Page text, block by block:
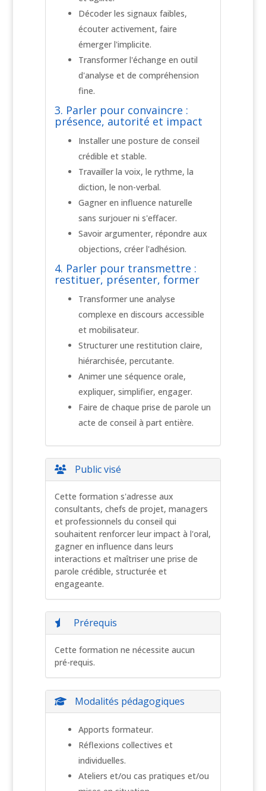
Décoder les signaux faibles,
écouter activement, faire
émerger l'implicite.
Transformer l'échange en outil
d'analyse et de compréhension
fine.
3. Parler pour convaincre :
présence, autorité et impact
Installer une posture de conseil
crédible et stable.
Travailler la voix, le rythme, la
diction, le non-verbal.
Gagner en influence naturelle
sans surjouer ni s'effacer.
Savoir argumenter, répondre aux
objections, créer l'adhésion.
4. Parler pour transmettre :
restituer, présenter, former
Transformer une analyse
complexe en discours accessible
et mobilisateur.
Structurer une restitution claire,
hiérarchisée, percutante.
Animer une séquence orale,
expliquer, simplifier, engager.
Faire de chaque prise de parole un
acte de conseil à part entière.
Public visé
Cette formation s'adresse aux
consultants, chefs de projet, managers
et professionnels du conseil qui
souhaitent renforcer leur impact à l'oral,
gagner en influence dans leurs
interactions et maîtriser une prise de
parole crédible, structurée et
engageante.
Prérequis
Cette formation ne nécessite aucun
pré-requis.
Modalités pédagogiques
Apports formateur.
Réflexions collectives et
individuelles.
Ateliers et/ou cas pratiques et/ou